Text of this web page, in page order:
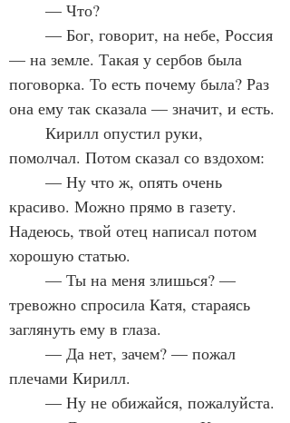
	— Что?
— на земле. Такая у сербов была
поговорка. То есть почему была? Раз
она ему так сказала — значит, и есть.
помолчал. Потом сказал со вздохом:
красиво. Можно прямо в газету.
Надеюсь, твой отец написал потом
хорошую статью.
тревожно спросила Катя, стараясь
заглянуть ему в глаза.
плечами Кирилл.
	— Ну не обижайся, пожалуйста.